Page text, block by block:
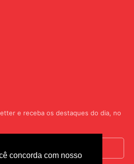
e receba os destaques do dia, no
concorda com nosso